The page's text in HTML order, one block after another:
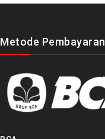
Metode Pembayaran